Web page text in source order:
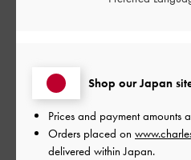
もっと見る
このレビュー
Shop our Japan
Prices and payment amounts
Orders placed on
delivered within Japan.